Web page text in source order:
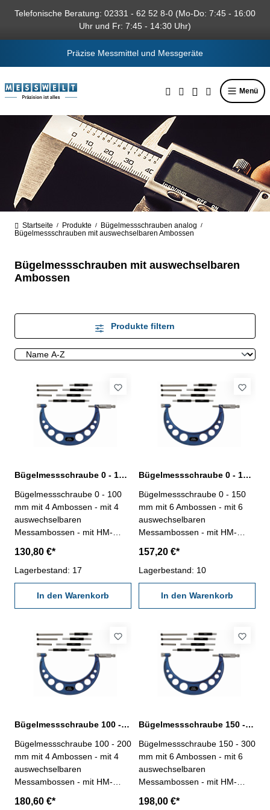
springen
Telefonische Beratung: 02331 - 62 52 8-0 (Mo-Do: 7:45 - 16:00
Uhr und Fr: 7:45 - 14:30 Uhr)
Präzise Messmittel und Messgeräte
Menü
Startseite / Produkte / Bügelmessschrauben analog /
Bügelmessschrauben mit auswechselbaren Ambossen
Bügelmessschrauben mit auswechselbaren
Ambossen
Produkte filtern
Bügelmessschraube 0 - 100 mm mit 4 auswechselbaren Ambossen
Bügelmessschraube 0 - 100
mm mit 4 Ambossen - mit 4
auswechselbaren
Messambossen - mit HM-
8,0 mm - Messtrommel
mattverchromt -
Spindelsteigung 0,5 mm - mit
Ratsche - mit 3 Einstellmaßen
- Ablesung 0,01 mm,
Genauigkeit 0,009 mm - im
Behältnis/Kasten Messbereich
0 - 100 mm
130,80 €*
Lagerbestand: 17
In den Warenkorb
Bügelmessschraube 0 - 150 mm mit 6 auswechselbaren Ambossen
Bügelmessschraube 0 - 150
mm mit 6 Ambossen - mit 6
auswechselbaren
Messambossen - mit HM-
8,0 mm - Messtrommel
mattverchromt -
Spindelsteigung 0,5 mm - mit
Ratsche - mit 5 Einstellmaßen
- Ablesung 0,01 mm,
Genauigkeit 0,011 mm - im
Behältnis/Kasten Messbereich
0 - 150 mm
157,20 €*
Lagerbestand: 10
In den Warenkorb
Bügelmessschraube 100 - 200 mm mit 4 auswechselbaren Ambossen
Bügelmessschraube 100 - 200
mm mit 4 Ambossen - mit 4
auswechselbaren
Messambossen - mit HM-
8,0 mm - Messtrommel
180,60 €*
Bügelmessschraube 150 - 300 mm mit 6 auswechselbaren Ambossen
Bügelmessschraube 150 - 300
mm mit 6 Ambossen - mit 6
auswechselbaren
Messambossen - mit HM-
8,0 mm - Messtrommel
198,00 €*